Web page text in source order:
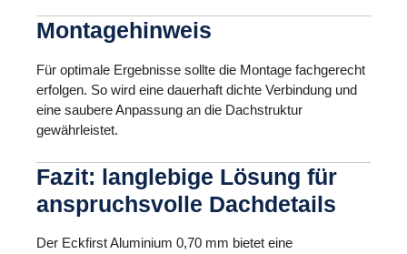
Montagehinweis
Für optimale Ergebnisse sollte die Montage fachgerecht
erfolgen. So wird eine dauerhaft dichte Verbindung und
eine saubere Anpassung an die Dachstruktur
gewährleistet.
Fazit: langlebige Lösung für
anspruchsvolle Dachdetails
Der Eckfirst Aluminium 0,70 mm bietet eine